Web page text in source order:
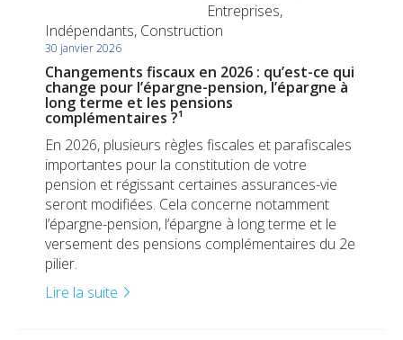
Entreprises,
Indépendants, Construction
30 janvier 2026
Changements fiscaux en 2026 : qu’est-ce qui
change pour l’épargne-pension, l’épargne à
long terme et les pensions
complémentaires ?¹
En 2026, plusieurs règles fiscales et parafiscales
importantes pour la constitution de votre
pension et régissant certaines assurances-vie
seront modifiées. Cela concerne notamment
l’épargne-pension, l’épargne à long terme et le
versement des pensions complémentaires du 2e
pilier.
Lire la suite